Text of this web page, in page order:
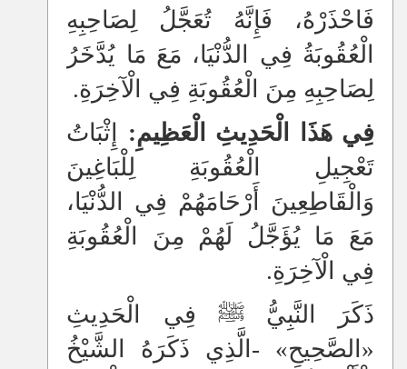
فَاحْذَرْهُ، فَإِنَّهُ تُعَجَّلُ لِصَاحِبِهِ
الْعُقُوبَةُ فِي الدُّنْيَا، مَعَ مَا يُدَّخَرُ
لِصَاحِبِهِ مِنَ الْعُقُوبَةِ فِي الْآخِرَةِ.
فِي هَذَا الْحَدِيثِ الْعَظِيمِ:
إِثْبَاتُ
تَعْجِيلِ الْعُقُوبَةِ لِلْبَاغِينَ
وَالْقَاطِعِينَ أَرْحَامَهُمْ فِي الدُّنْيَا،
مَعَ مَا يُؤَجَّلُ لَهُمْ مِنَ الْعُقُوبَةِ
فِي الْآخِرَةِ.
ذَكَرَ النَّبِيُّ ﷺ فِي الْحَدِيثِ
«الصَّحِيحِ» -الَّذِي ذَكَرَهُ الشَّيْخُ